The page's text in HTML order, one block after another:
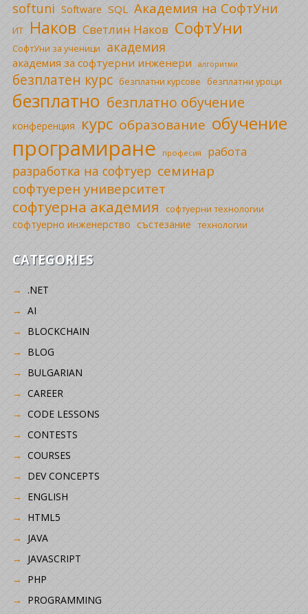
softuni Software SQL Академия на СофтУни
ИТ Наков Светлин Наков СофтУни
СофтУни за ученици академия
академия за софтуерни инженери алгоритми
безплатен курс безплатни курсове безплатни уроци
безплатно безплатно обучение
конференция курс образование обучение
програмиране професия работа
разработка на софтуер семинар
софтуерен университет
софтуерна академия софтуерни технологии
софтуерно инженерство състезание технологии
CATEGORIES
.NET
AI
BLOCKCHAIN
BLOG
BULGARIAN
CAREER
CODE LESSONS
CONTESTS
COURSES
DEV CONCEPTS
ENGLISH
HTML5
JAVA
JAVASCRIPT
PHP
PROGRAMMING